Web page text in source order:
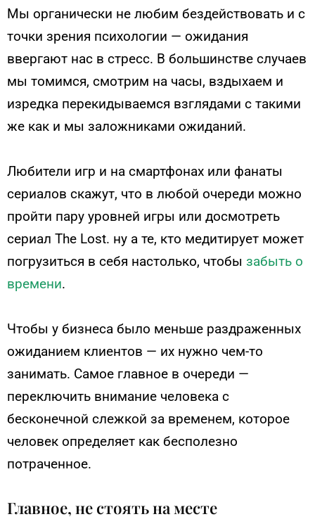
Мы органически не любим бездействовать и с
точки зрения психологии — ожидания
ввергают нас в стресс. В большинстве случаев
мы томимся, смотрим на часы, вздыхаем и
изредка перекидываемся взглядами с такими
же как и мы заложниками ожиданий.
Любители игр и на смартфонах или фанаты
сериалов скажут, что в любой очереди можно
пройти пару уровней игры или досмотреть
сериал The Lost. ну а те, кто медитирует может
погрузиться в себя настолько, чтобы забыть о
времени.
Чтобы у бизнеса было меньше раздраженных
ожиданием клиентов — их нужно чем-то
занимать. Самое главное в очереди —
переключить внимание человека с
бесконечной слежкой за временем, которое
человек определяет как бесполезно
потраченное.
Главное, не стоять на месте